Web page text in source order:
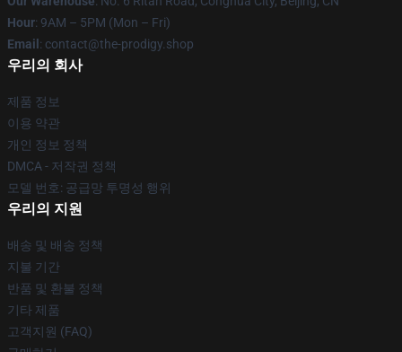
Hour: 9AM – 5PM (Mon – Fri)
Email : contact@the-prodigy.shop
우리의 회사
제품 정보
이용 약관
개인 정보 정책
DMCA - 저작권 정책
모델 번호: 공급망 투명성 행위
우리의 지원
배송 및 배송 정책
지불 기간
반품 및 환불 정책
기타 제품
고객지원 (FAQ)